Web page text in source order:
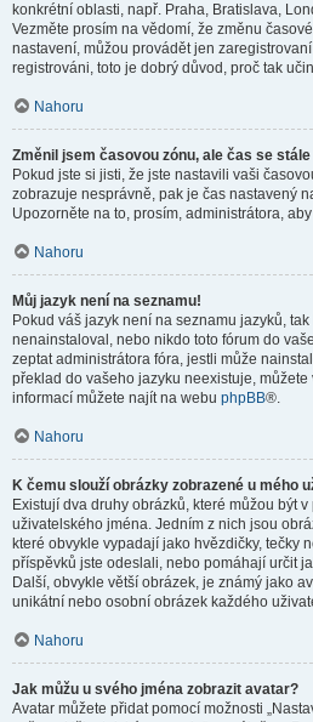
konkrétní oblasti, např. Praha, Bratislava,
Vezměte prosím na vědomí, že změnu
nastavení, můžou provádět jen
registrováni, toto je dobrý důvod, proč tak
Nahoru
Změnil jsem časovou zónu, ale čas se
Pokud jste si jisti, že jste nastavili vaši
zobrazuje nesprávně, pak je čas nastavený
Upozorněte na to, prosím, administrátora,
Nahoru
Můj jazyk není na seznamu!
Pokud váš jazyk není na seznamu jazyků,
nenainstaloval, nebo nikdo toto fórum do
zeptat administrátora fóra, jestli může
překlad do vašeho jazyku neexistuje, můžete
informací můžete najít na webu phpBB®.
Nahoru
K čemu slouží obrázky zobrazené u mého
Existují dva druhy obrázků, které můžou být
uživatelského jména. Jedním z nich jsou
které obvykle vypadají jako hvězdičky, tečky
příspěvků jste odeslali, nebo pomáhají určit
Další, obvykle větší obrázek, je známý jako
unikátní nebo osobní obrázek každého
Nahoru
Jak můžu u svého jména zobrazit avatar?
Avatar můžete přidat pomocí možnosti